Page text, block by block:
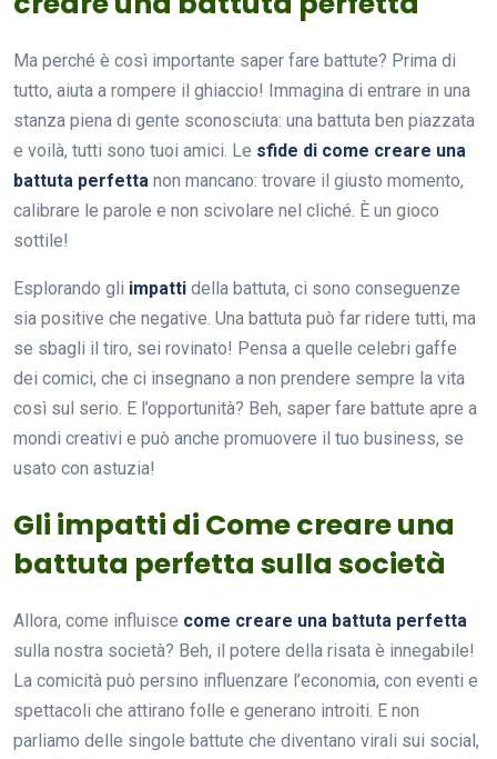
Ma perché è così importante saper fare battute? Prima di
tutto, aiuta a rompere il ghiaccio! Immagina di entrare in una
stanza piena di gente sconosciuta: una battuta ben piazzata
e voilà, tutti sono tuoi amici. Le sfide di come creare una
battuta perfetta non mancano: trovare il giusto momento,
calibrare le parole e non scivolare nel cliché. È un gioco
sottile!
Esplorando gli impatti della battuta, ci sono conseguenze
sia positive che negative. Una battuta può far ridere tutti, ma
se sbagli il tiro, sei rovinato! Pensa a quelle celebri gaffe
dei comici, che ci insegnano a non prendere sempre la vita
così sul serio. E l’opportunità? Beh, saper fare battute apre a
mondi creativi e può anche promuovere il tuo business, se
usato con astuzia!
Gli impatti di Come creare una
battuta perfetta sulla società
Allora, come influisce come creare una battuta perfetta
sulla nostra società? Beh, il potere della risata è innegabile!
La comicità può persino influenzare l’economia, con eventi e
spettacoli che attirano folle e generano introiti. E non
parliamo delle singole battute che diventano virali sui social,